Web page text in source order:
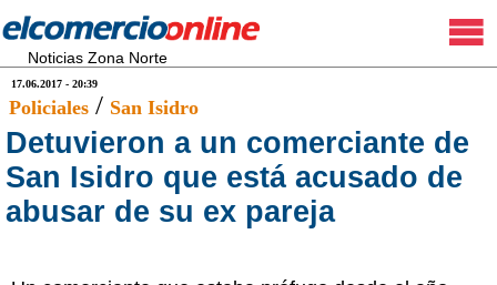
Noticias Zona Norte
17.06.2017 - 20:39
Policiales / San Isidro
Detuvieron a un comerciante de
San Isidro que está acusado de
abusar de su ex pareja